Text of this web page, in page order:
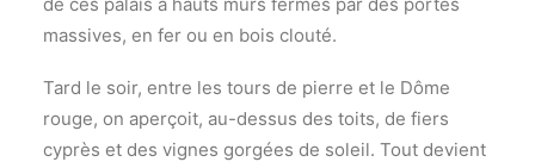
massives, en fer ou en bois clouté.
Tard le soir, entre les tours de pierre et le Dôme
rouge, on aperçoit, au-dessus des toits, de fiers
cyprès et des vignes gorgées de soleil. Tout devient